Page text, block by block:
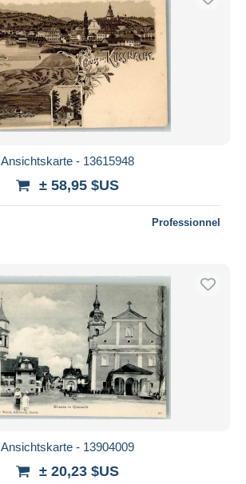
Ansichtskarte - 13615948
± 58,95 $US
Professionnel
Ansichtskarte - 13904009
± 20,23 $US